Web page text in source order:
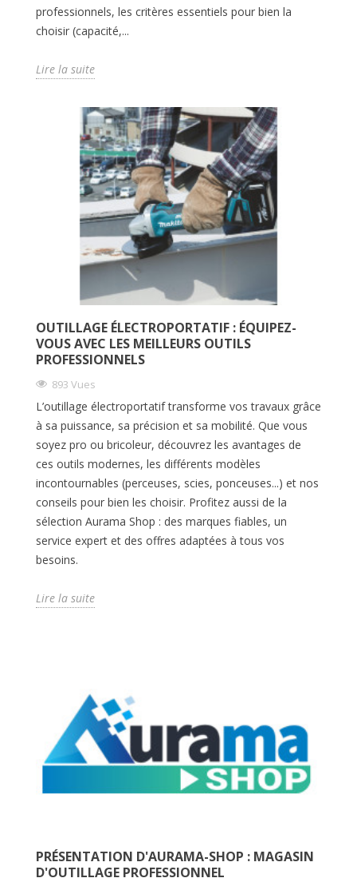
professionnels, les critères essentiels pour bien la
choisir (capacité,...
Lire la suite
OUTILLAGE ÉLECTROPORTATIF : ÉQUIPEZ-
VOUS AVEC LES MEILLEURS OUTILS
PROFESSIONNELS
893 Vues
L’outillage électroportatif transforme vos travaux grâce
à sa puissance, sa précision et sa mobilité. Que vous
soyez pro ou bricoleur, découvrez les avantages de
ces outils modernes, les différents modèles
incontournables (perceuses, scies, ponceuses...) et nos
conseils pour bien les choisir. Profitez aussi de la
sélection Aurama Shop : des marques fiables, un
service expert et des offres adaptées à tous vos
besoins.
Lire la suite
PRÉSENTATION D'AURAMA-SHOP : MAGASIN
D'OUTILLAGE PROFESSIONNEL